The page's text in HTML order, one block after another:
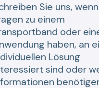
Sie uns,
zu einem
oder
haben, an
Lösung
sind oder